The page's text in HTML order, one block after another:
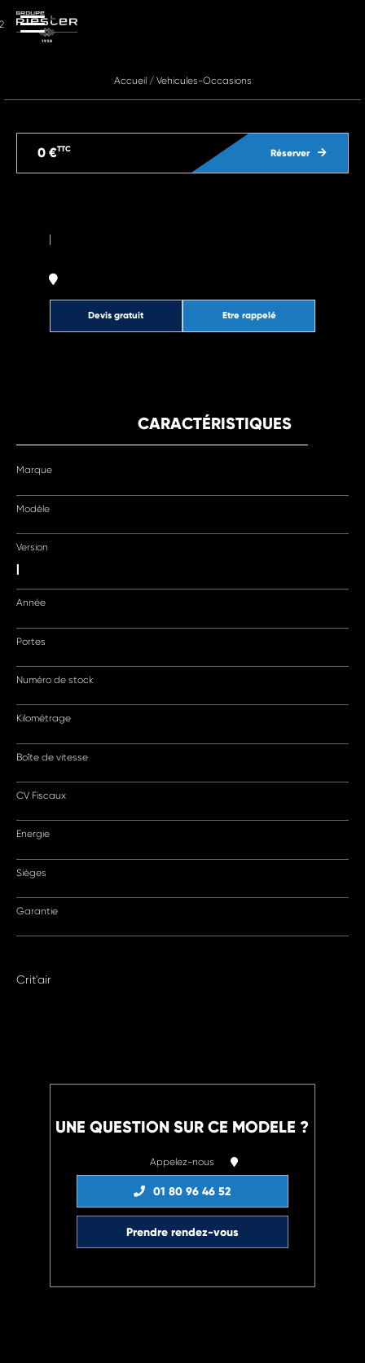
Accueil/ Vehicules-Occasions
Réserver
0 €TTC
|
Etre rappelé
Devis gratuit
CARACTÉRISTIQUES
Marque
Modèle
Version
|
Année
Portes
Numéro de stock
Kilométrage
Boîte de vitesse
CV Fiscaux
Energie
Sièges
Garantie
Crit'air
UNE QUESTION SUR CE MODELE ?
Appelez-nous
01 80 96 46 52
Prendre rendez-vous